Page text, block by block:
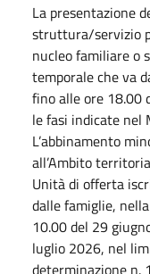
La presentazione
struttura/servizio
nucleo familiare o
temporale che va
fino alle ore 18.00
le fasi indicate nel
L’abbinamento
all’Ambito
Unità di offerta
dalle famiglie,
10.00 del 29
luglio 2026, nel
determinazione